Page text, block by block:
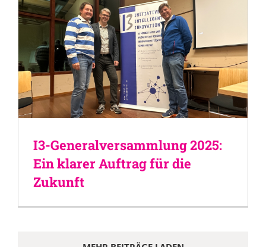
I3-Generalversammlung 2025:
Ein klarer Auftrag für die
Zukunft